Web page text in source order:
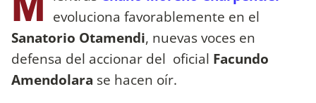
evoluciona favorablemente en el
Sanatorio Otamendi, nuevas voces en
defensa del accionar del oficial Facundo
Amendolara se hacen oír.